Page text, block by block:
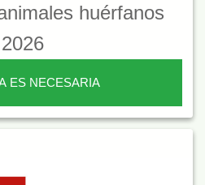
huérfanos
2026
ES NECESARIA